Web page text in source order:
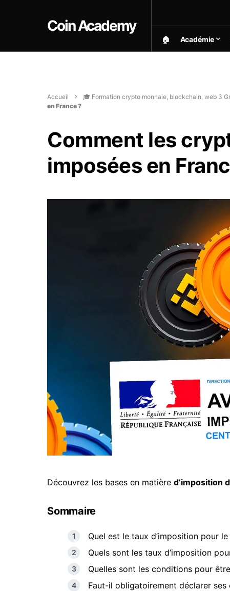
Coin Academy
🏠︎ Académie
Accueil 🎓 Formation crypto monnaie, blockchain, web 3
en France ?
Comment les
imposées en
Découvrez les bases en matière d’imposition
Sommaire
Quel est le taux d’imposition pour
Quels sont les taux d’imposition
Quelles sont les conditions pour
Faut-il obligatoirement déclarer ses